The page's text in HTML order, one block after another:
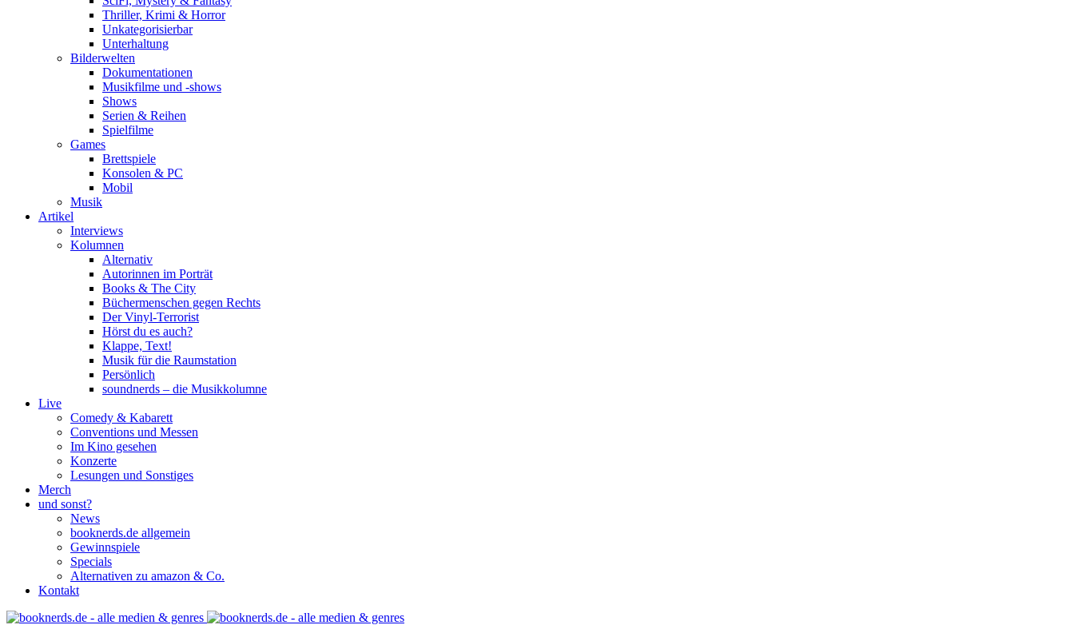
Thriller, Krimi & Horror
Unkategorisierbar
Unterhaltung
Bilderwelten
Dokumentationen
Musikfilme und -shows
Shows
Serien & Reihen
Spielfilme
Games
Brettspiele
Konsolen & PC
Mobil
Musik
Artikel
Interviews
Kolumnen
Alternativ
Autorinnen im Porträt
Books & The City
Büchermenschen gegen Rechts
Der Vinyl-Terrorist
Hörst du es auch?
Klappe, Text!
Musik für die Raumstation
Persönlich
soundnerds – die Musikkolumne
Live
Comedy & Kabarett
Conventions und Messen
Im Kino gesehen
Konzerte
Lesungen und Sonstiges
Merch
und sonst?
News
booknerds.de allgemein
Gewinnspiele
Specials
Alternativen zu amazon & Co.
Kontakt